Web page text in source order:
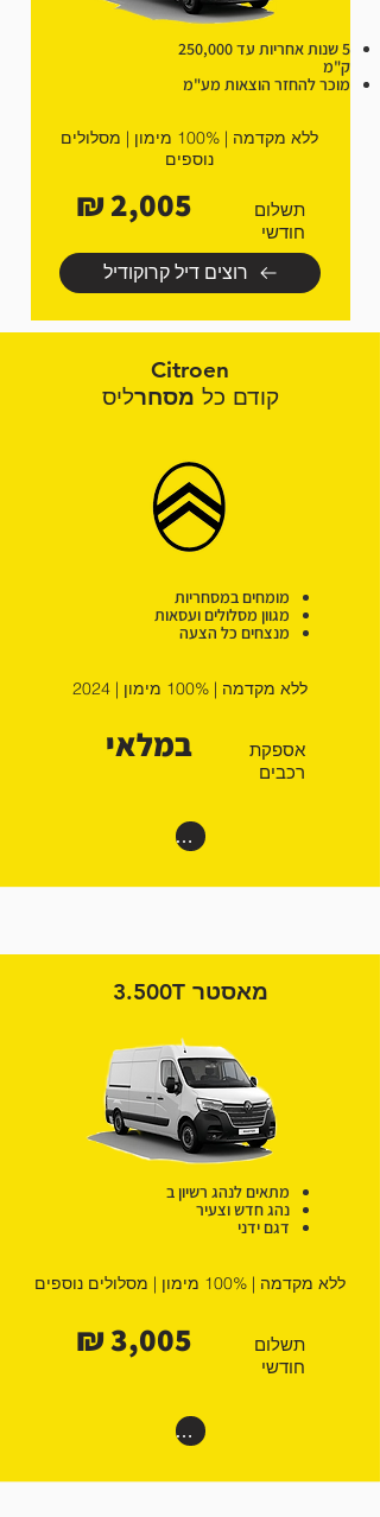
5 שנות אחריות עד 250,000
ק"מ
מוכר להחזר הוצאות מע"מ
ללא מקדמה | 100% מימון | מסלולים
נוספים
2,005 ₪
תשלום
חודשי
רוצים דיל קרוקודיל
Citroen
קודם כל מסחרליס
מומחים במסחריות
מגוון מסלולים ועסאות
מנצחים כל הצעה
ללא מקדמה | 100% מימון | 2024
במלאי
אספקת
רכבים
רוצים דיל קרוקודיל
מאסטר 3.500T
מתאים לנהג רשיון ב
נהג חדש וצעיר
דגם ידני
ללא מקדמה | 100% מימון | מסלולים נוספים
3,005 ₪
תשלום
חודשי
רוצים דיל קרוקודיל